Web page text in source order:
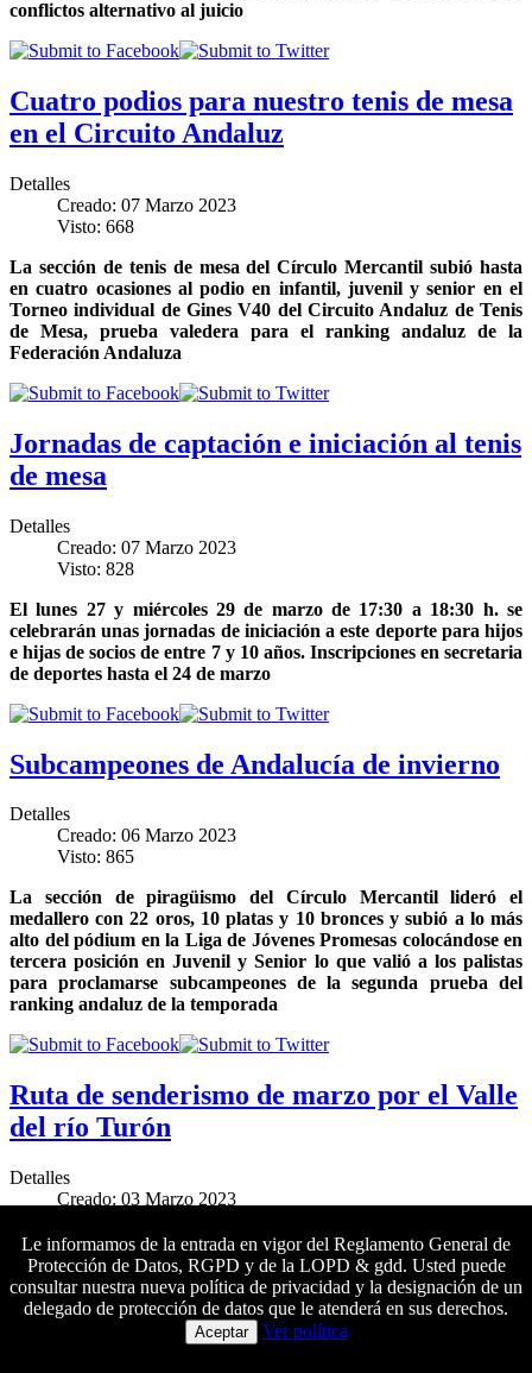
conflictos alternativo al juicio
Cuatro podios para nuestro tenis de mesa
en el Circuito Andaluz
Detalles
Creado: 07 Marzo 2023
Visto: 668
La sección de tenis de mesa del Círculo Mercantil subió hasta
en cuatro ocasiones al podio en infantil, juvenil y senior en el
Torneo individual de Gines V40 del Circuito Andaluz de Tenis
de Mesa, prueba valedera para el ranking andaluz de la
Federación Andaluza
Jornadas de captación e iniciación al tenis
de mesa
Detalles
Creado: 07 Marzo 2023
Visto: 828
El lunes 27 y miércoles 29 de marzo de 17:30 a 18:30 h. se
celebrarán unas jornadas de iniciación a este deporte para hijos
e hijas de socios de entre 7 y 10 años. Inscripciones en secretaria
de deportes hasta el 24 de marzo
Subcampeones de Andalucía de invierno
Detalles
Creado: 06 Marzo 2023
Visto: 865
La sección de piragüismo del Círculo Mercantil lideró el
medallero con 22 oros, 10 platas y 10 bronces y subió a lo más
alto del pódium en la Liga de Jóvenes Promesas colocándose en
tercera posición en Juvenil y Senior lo que valió a los palistas
para proclamarse subcampeones de la segunda prueba del
ranking andaluz de la temporada
Ruta de senderismo de marzo por el Valle
del río Turón
Detalles
Creado: 03 Marzo 2023
El próximo sábado 25 de marzo se llevará a cabo una nueva
salida de senderismo de dificultad mediaal Parque Nacional de
la Sierra de las Nieves. Las inscripciones se pueden formalizar
del 3 al 24 de marzoColaboradores principales
Le informamos de la entrada en vigor del Reglamento General de
Protección de Datos, RGPD y de la LOPD & gdd. Usted puede
consultar nuestra nueva política de privacidad y la designación de un
delegado de protección de datos que le atenderá en sus derechos.
Aceptar Ver política